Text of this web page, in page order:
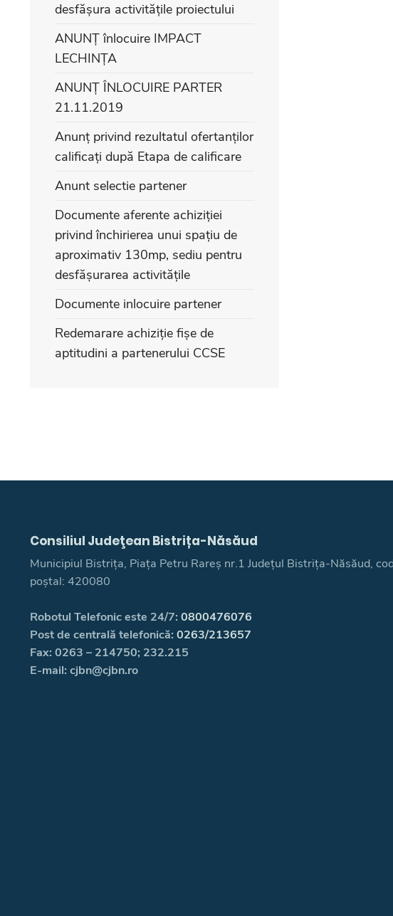
desfășura activitățile proiectului
ANUNȚ înlocuire IMPACT
LECHINȚA
ANUNȚ ÎNLOCUIRE PARTER
21.11.2019
Anunț privind rezultatul ofertanților
calificați după Etapa de calificare
Anunt selectie partener
Documente aferente achiziției
privind închirierea unui spațiu de
aproximativ 130mp, sediu pentru
desfășurarea activitățile
Documente inlocuire partener
Redemarare achiziție fișe de
aptitudini a partenerului CCSE
Consiliul Judeţean Bistrița-Năsăud
Municipiul Bistrița, Piața Petru Rareș nr.1 Județul Bistrița-Năsăud,
poștal: 420080
Robotul Telefonic este 24/7: 0800476076
Post de centrală telefonică: 0263/213657
Fax: 0263 – 214750; 232.215
E-mail: cjbn@cjbn.ro